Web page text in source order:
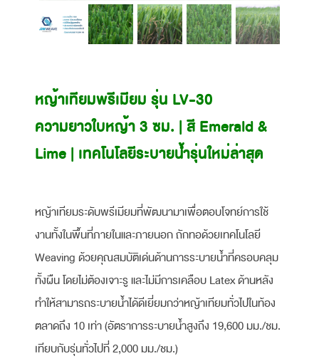
หญ้าเทียมพรีเมียม รุ่น LV-30
ความยาวใบหญ้า 3 ซม. | สี Emerald &
Lime | เทคโนโลยีระบายน้ำรุ่นใหม่ล่าสุด
หญ้าเทียมระดับพรีเมียมที่พัฒนามาเพื่อตอบโจทย์การใช้
งานทั้งในพื้นที่ภายในและภายนอก ถักทอด้วยเทคโนโลยี
Weaving ด้วยคุณสมบัติเด่นด้านการระบายน้ำที่ครอบคลุม
ทั้งผืน โดยไม่ต้องเจาะรู และไม่มีการเคลือบ Latex ด้านหลัง
ทำให้สามารถระบายน้ำได้ดีเยี่ยมกว่าหญ้าเทียมทั่วไปในท้อง
ตลาดถึง 10 เท่า (อัตราการระบายน้ำสูงถึง 19,600 มม./ชม.
เทียบกับรุ่นทั่วไปที่ 2,000 มม./ชม.)